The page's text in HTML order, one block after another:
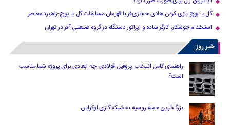
گل یا پوچ بازی کردن هادی حجازی‌فر با قهرمان مسابقات گل یا پوچ-راهبرد معاصر
استخدام جوشکار، کارگر ساده و اپراتور دستگاه در گروه صنعتی آفر در تهران
خبر روز
راهنمای کامل انتخاب پروفیل فولادی: چه ابعادی برای پروژه شما مناسب
است؟
بزرگ‌ترین حمله روسیه به شبکه گازی اوکراین